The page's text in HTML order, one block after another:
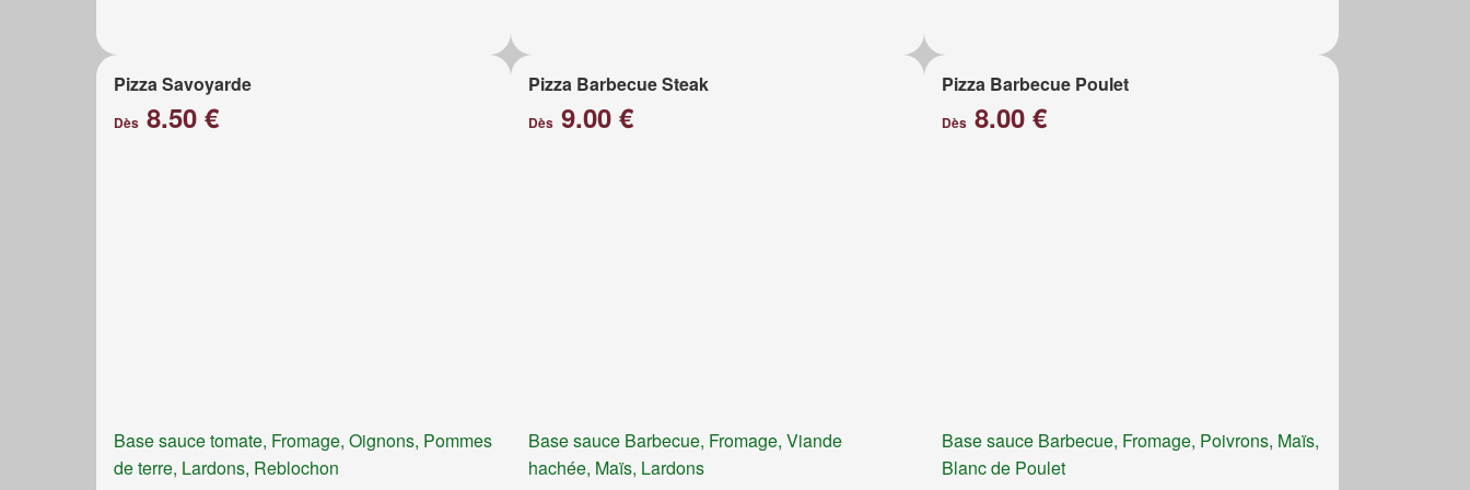
Pizza Savoyarde
Dès 8.50 €
Base sauce tomate, Fromage, Oignons, Pommes
de terre, Lardons, Reblochon
Pizza Barbecue Steak
Dès9.00 €
Base sauce Barbecue, Fromage, Viande
hachée, Maïs, Lardons
Pizza Barbecue Poulet
Dès 8.00 €
Base sauce Barbecue, Fromage, Poivrons, Maïs,
Blanc de Poulet